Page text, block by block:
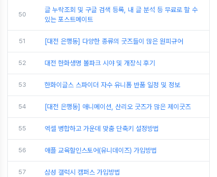
50
글 누락조회 및 구글 검색 등록, 내 글 분석 등 무료로 할 수
있는 포스트메이트
51 [대전 은행동] 다양한 종류의 굿즈들이 많은 원피규어
52 대전 한화생명 볼파크 시야 및 개장식 후기
53 한화이글스 스파이더 자수 유니폼 반품 일정 및 정보
54 [대전 은행동] 애니메이션, 산리오 굿즈가 많은 제이굿즈
55 엑셀 병합하고 가운데 맞춤 단축키 설정방법
56 애플 교육할인스토어(유니데이즈) 가입방법
57 삼성 갤럭시 캠퍼스 가입방법